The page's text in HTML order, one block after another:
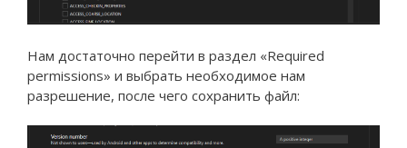
Нам достаточно перейти в раздел «Required
permissions» и выбрать необходимое нам
разрешение, после чего сохранить файл: